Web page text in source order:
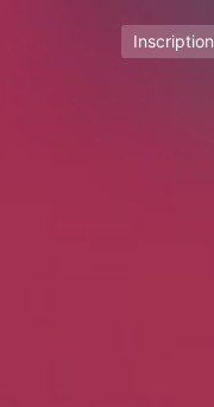
Inscription